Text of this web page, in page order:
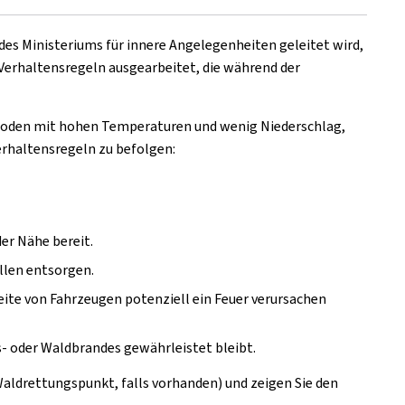
Ministeriums für innere Angelegenheiten geleitet wird,
ausgearbeitet, die während der
mit hohen Temperaturen und wenig Niederschlag,
zu befolgen:
Nähe bereit.
entsorgen.
von Fahrzeugen potenziell ein Feuer verursachen
oder Waldbrandes gewährleistet bleibt.
falls vorhanden) und zeigen Sie den